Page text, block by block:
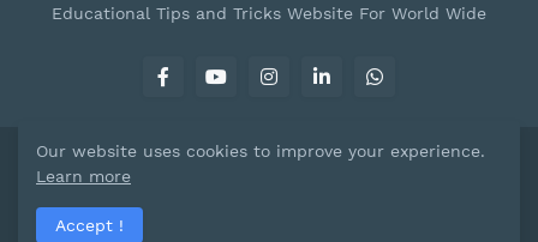
Educational Tips and Tricks Website For World Wide
About Us
Our website uses cookies to improve your experience.
Learn more
Accept !